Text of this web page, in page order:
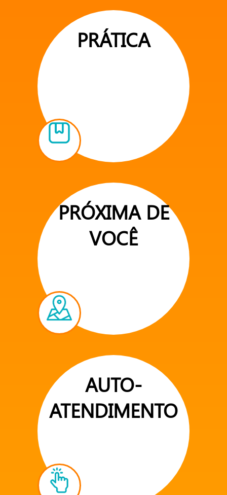
PRÁTICA
PRÓXIMA DE
VOCÊ
AUTO-
ATENDIMENTO